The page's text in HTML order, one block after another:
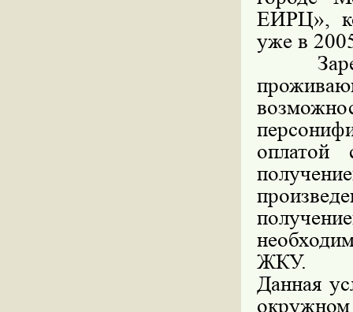
ЕИРЦ»,
уже в
ЖКУ.
Данная